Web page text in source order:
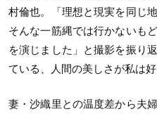
村倫也。「理想と現実を同じ
そんな一筋縄では行かないも
を演じました」と撮影を振り
ている、人間の美しさが私は好
妻・沙織里との温度差から夫